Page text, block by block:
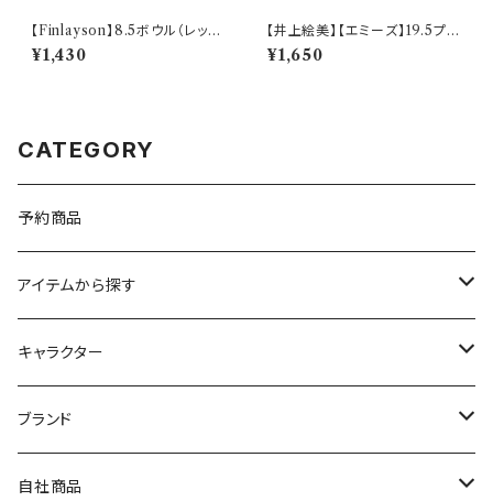
【Finlayson】8.5ボウル（レッ
ド）【コロナ】
¥1,430
【井上絵美】【エミーズ】19.5プレ
ート【ベイリーフ】AM20-1-T2
2
¥1,650
CATEGORY
予約商品
アイテムから探す
九谷焼
マグ＆カップ
プレート
キャラクター
ムーミン
80th記念アイテム
MOOMIN ANIMATION
ブランド
LA AMYS(エミーズ)
自社商品